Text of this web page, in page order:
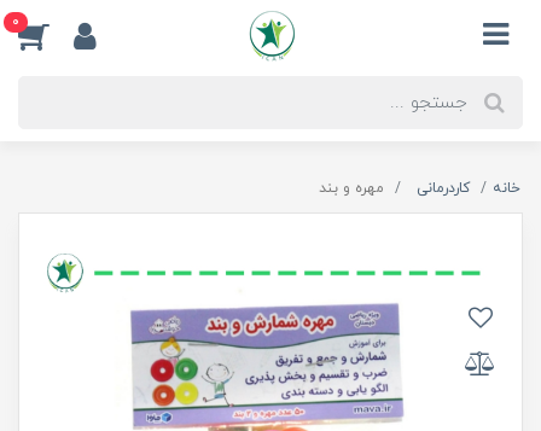
0
خانه کاردرمانی مهره و بند